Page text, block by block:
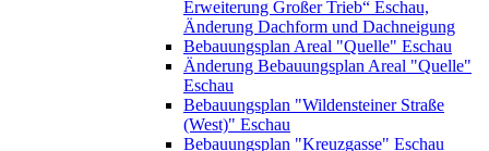
Erweiterung Großer Trieb“ Eschau,
Änderung Dachform und Dachneigung
Bebauungsplan Areal "Quelle" Eschau
Änderung Bebauungsplan Areal "Quelle"
Eschau
Bebauungsplan "Wildensteiner Straße
(West)" Eschau
Bebauungsplan "Kreuzgasse" Eschau